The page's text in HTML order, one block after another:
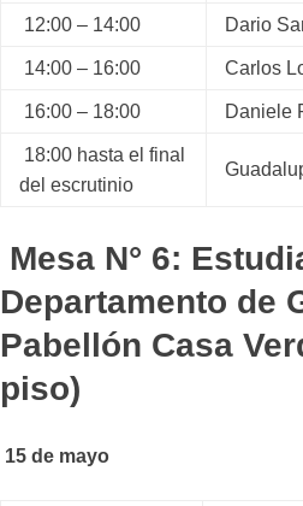
12:00 – 14:00 Dario
14:00 – 16:00 Carlos
16:00 – 18:00 Daniele
18:00 hasta el final
del escrutinio
Mesa N° 6:
Departamento de
Pabellón Casa
piso)
15 de mayo